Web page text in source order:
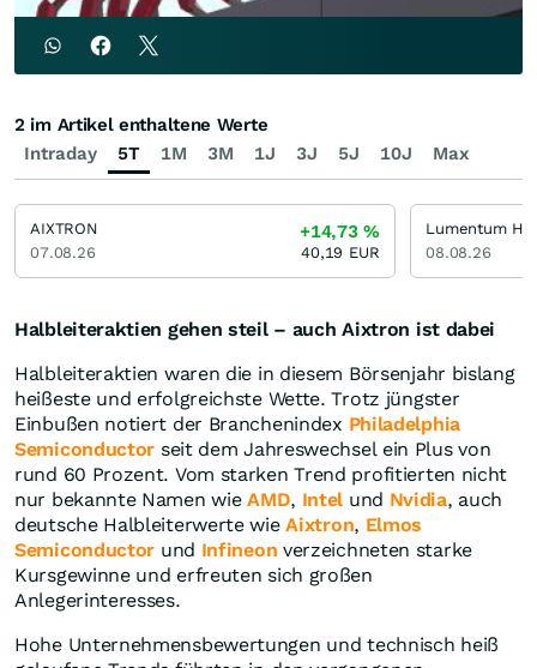
Halbleiteraktien gehen steil – auch Aixtron ist dabei
Halbleiteraktien waren die in diesem Börsenjahr bislang
heißeste und erfolgreichste Wette. Trotz jüngster
Einbußen notiert der Branchenindex Philadelphia
Semiconductor seit dem Jahreswechsel ein Plus von
rund 60 Prozent. Vom starken Trend profitierten nicht
nur bekannte Namen wieAMD, Intel und Nvidia, auch
deutsche Halbleiterwerte wieAixtron, Elmos
Semiconductor und Infineon verzeichneten starke
Kursgewinne und erfreuten sich großen
Anlegerinteresses.
Hohe Unternehmensbewertungen und technisch heiß
Intraday 5T 1M 3M 1J 3J 5J 10J Max
2 im Artikel enthaltene Werte
AIXTRON
07.08.26
+14,73%
40,19 EUR
Lumentum
08.08.26